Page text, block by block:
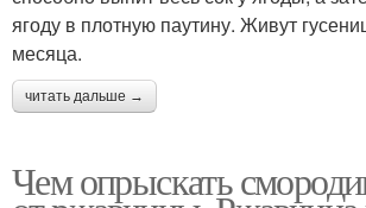
ягоду в плотную паутину. Живут
месяца.
читать дальше →
Чем опрыскать